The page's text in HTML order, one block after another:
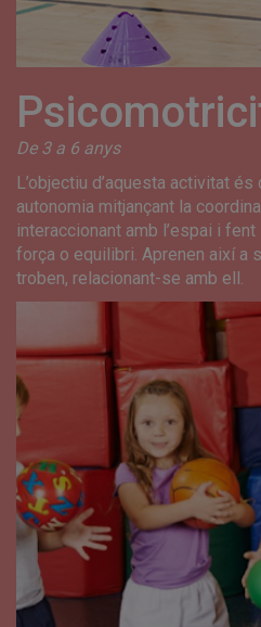
De 3 a 6 anys
L’objectiu d’aquesta activitat
autonomia mitjançant la
interaccionant amb l’espai i
força o equilibri. Aprenen així a
troben, relacionant-se amb ell.